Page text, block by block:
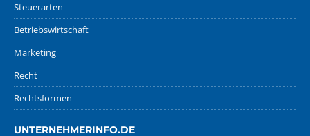
Steuerarten
Betriebswirtschaft
Marketing
Recht
Rechtsformen
UNTERNEHMERINFO.DE